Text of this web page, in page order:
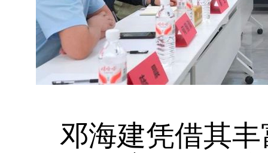
邓海建凭借其